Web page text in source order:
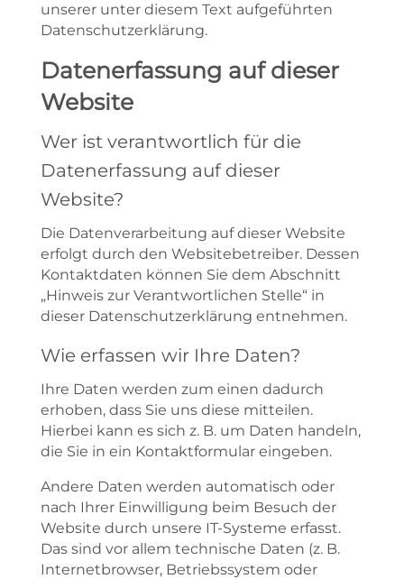
unserer unter diesem Text aufgeführten
Datenschutzerklärung.
Datenerfassung auf dieser
Website
Wer ist verantwortlich für die
Datenerfassung auf dieser
Website?
Die Datenverarbeitung auf dieser Website
erfolgt durch den Websitebetreiber. Dessen
Kontaktdaten können Sie dem Abschnitt
„Hinweis zur Verantwortlichen Stelle“ in
dieser Datenschutzerklärung entnehmen.
Wie erfassen wir Ihre Daten?
Ihre Daten werden zum einen dadurch
erhoben, dass Sie uns diese mitteilen.
Hierbei kann es sich z. B. um Daten handeln,
die Sie in ein Kontaktformular eingeben.
Andere Daten werden automatisch oder
nach Ihrer Einwilligung beim Besuch der
Website durch unsere IT-Systeme erfasst.
Das sind vor allem technische Daten (z. B.
Internetbrowser, Betriebssystem oder